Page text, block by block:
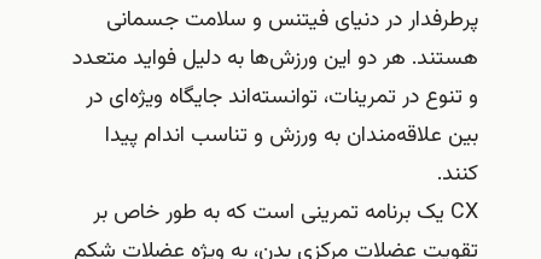
پرطرفدار در دنیای فیتنس و سلامت جسمانی
هستند. هر دو این ورزش‌ها به دلیل فواید متعدد
و تنوع در تمرینات، توانسته‌اند جایگاه ویژه‌ای در
بین علاقه‌مندان به ورزش و تناسب اندام پیدا
کنند.
CX یک برنامه تمرینی است که به طور خاص بر
تقویت عضلات مرکزی بدن، به ویژه عضلات شکم